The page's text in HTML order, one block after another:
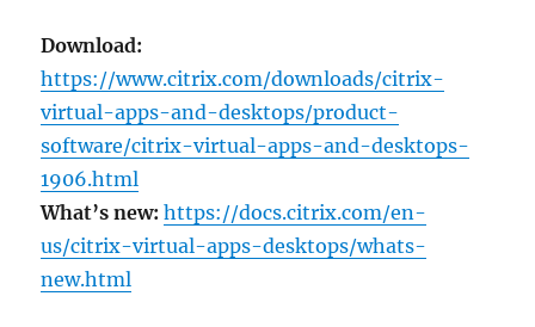
Download:
https://www.citrix.com/downloads/citrix-
virtual-apps-and-desktops/product-
software/citrix-virtual-apps-and-desktops-
1906.html
What’s new: https://docs.citrix.com/en-
us/citrix-virtual-apps-desktops/whats-
new.html